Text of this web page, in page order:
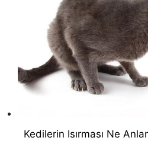
Kedilerin Isırması Ne